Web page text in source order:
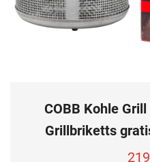
COBB Kohle
Grillbriketts